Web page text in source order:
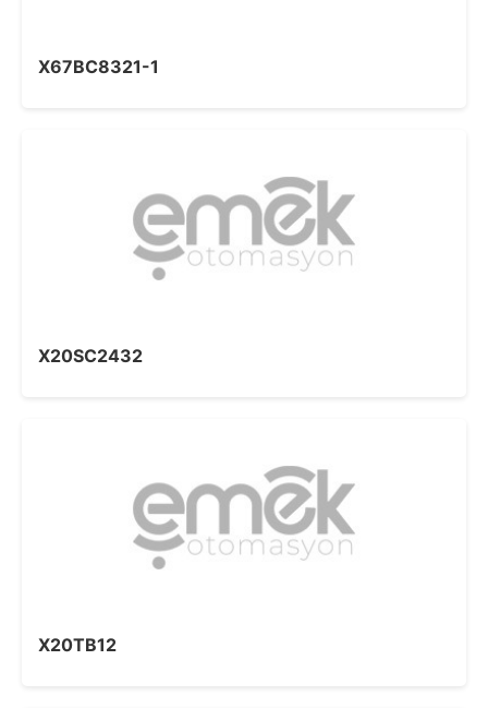
X67BC8321-1
X20SC2432
X20TB12